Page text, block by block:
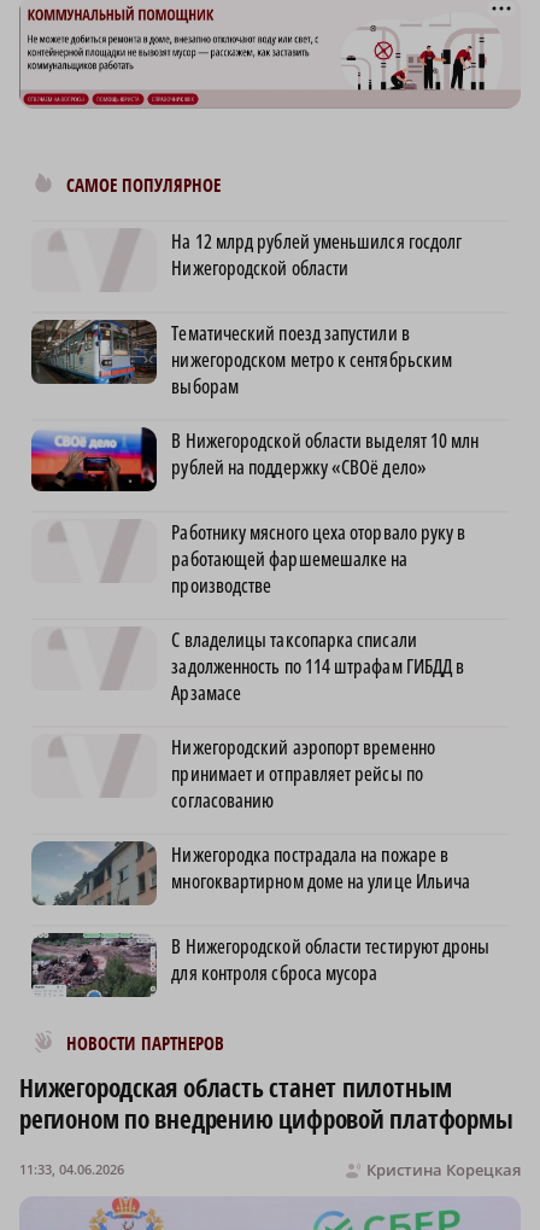
САМОЕ ПОПУЛЯРНОЕ
На 12 млрд рублей уменьшился госдолг
Нижегородской области
Тематический поезд запустили в
нижегородском метро к сентябрьским
выборам
В Нижегородской области выделят 10 млн
рублей на поддержку «СВОё дело»
Работнику мясного цеха оторвало руку в
работающей фаршемешалке на
производстве
С владелицы таксопарка списали
задолженность по 114 штрафам ГИБДД в
Арзамасе
Нижегородский аэропорт временно
принимает и отправляет рейсы по
согласованию
Нижегородка пострадала на пожаре в
многоквартирном доме на улице Ильича
В Нижегородской области тестируют дроны
для контроля сброса мусора
НОВОСТИ ПАРТНЕРОВ
Новости МирТесен
Нижегородская область станет пилотным
регионом по внедрению цифровой платформы
Кристина Корецкая
11:33, 04.06.2026